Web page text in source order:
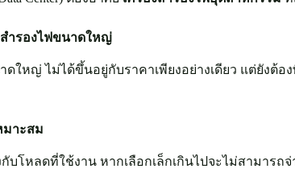
ำรองไฟขนาดใหญ่
ดใหญ่ ไม่ได้ขึ้นอยู่กับราคาเพียงอย่างเดียว แต่ยัง
มาะสม
บโหลดที่ใช้งาน หากเลือกเล็กเกินไปจะไม่สามาร